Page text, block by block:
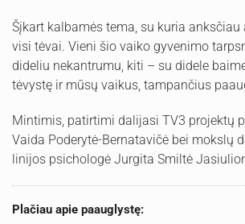
Šįkart kalbamės tema, su kuria anksčiau
visi tėvai. Vieni šio vaiko gyvenimo
dideliu nekantrumu, kiti – su didele
tėvystę ir mūsų vaikus, tampančius
Mintimis, patirtimi dalijasi TV3 projektų
Vaida Poderytė-Bernatavičė bei mokslų
linijos psichologė Jurgita Smiltė
Plačiau apie paauglystę: